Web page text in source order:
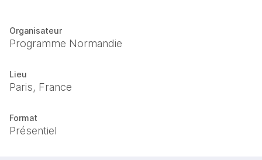
Organisateur
Programme Normandie
Lieu
Paris, France
Format
Présentiel